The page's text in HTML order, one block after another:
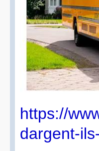
https://
dargent-